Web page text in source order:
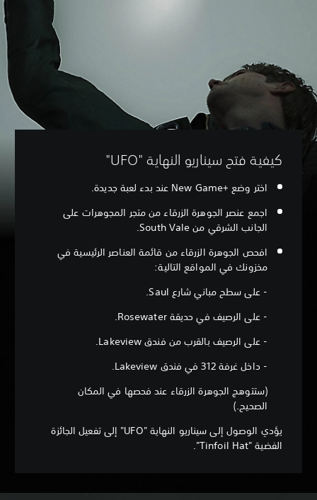
كيفية فتح سيناريو النهاية "UFO"
اختر وضع New Game+‎ عند بدء لعبة جديدة.
اجمع عنصر الجوهرة الزرقاء من متجر المجوهرات على
الجانب الشرقي من South Vale.
افحص الجوهرة الزرقاء من قائمة العناصر الرئيسية في
مخزونك في المواقع التالية:
- على سطح مباني شارع Saul.
- على الرصيف في حديقة Rosewater.
- على الرصيف بالقرب من فندق Lakeview.
- داخل غرفة 312 في فندق Lakeview.
(ستتوهج الجوهرة الزرقاء عند فحصها في المكان
الصحيح.)
يؤدي الوصول إلى سيناريو النهاية "UFO" إلى تفعيل الجائزة
الفضية "Tinfoil Hat".